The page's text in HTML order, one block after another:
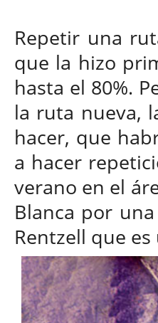
Repetir una
que la hizo
hasta el 80%.
la ruta nueva,
hacer, que
a hacer
verano en el
Blanca por
Rentzell que